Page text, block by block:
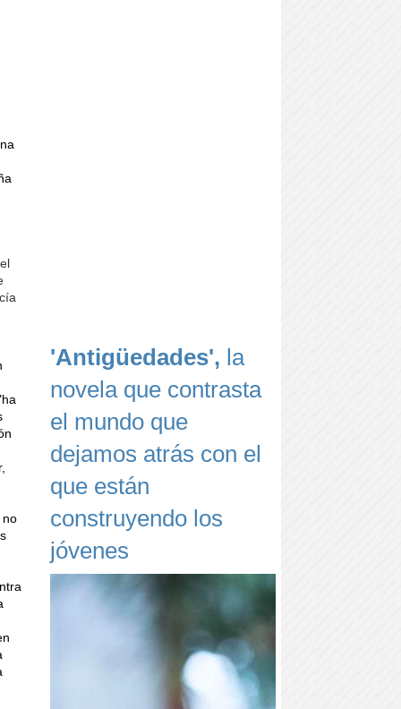
no
'Antigüedades', la
novela que contrasta
el mundo que
dejamos atrás con el
que están
construyendo los
jóvenes